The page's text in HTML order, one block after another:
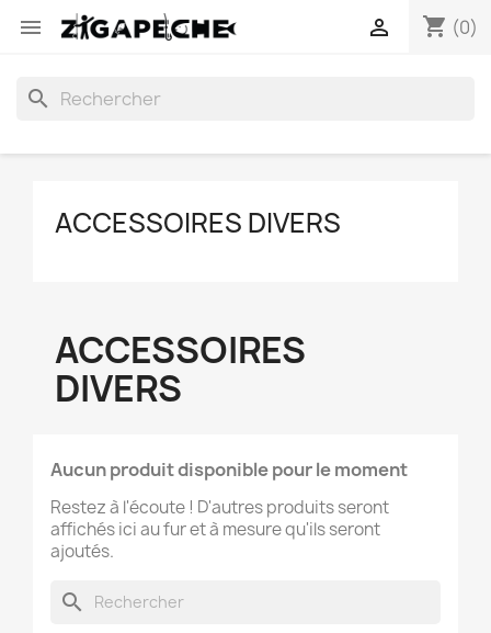
 shopping_cart (0)

search
ACCESSOIRES DIVERS
ACCESSOIRES
DIVERS
Aucun produit disponible pour le moment
Restez à l'écoute ! D'autres produits seront
affichés ici au fur et à mesure qu'ils seront
ajoutés.
search